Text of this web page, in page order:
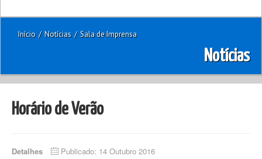
Início / Notícias / Sala de Imprensa
Notícias
Horário de Verão
Detalhes Publicado: 14 Outubro 2016